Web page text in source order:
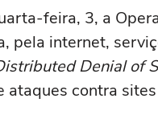
feira, 3, a
pela internet,
Denial of
contra